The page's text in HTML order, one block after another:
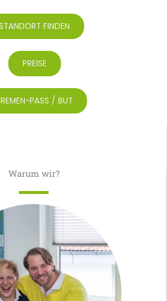
FINDEN
PREISE
PASS / BUT
Warum wir?